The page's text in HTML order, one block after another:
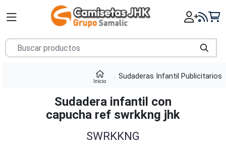
Inicio
Sudaderas Infantil Publicitarios
Sudadera infantil con
capucha ref swrkkng jhk
SWRKKNG